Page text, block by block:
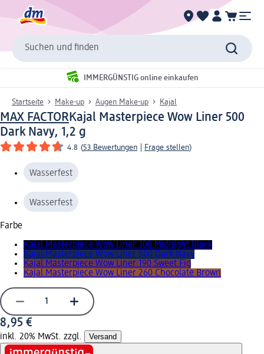
Suchen und finden
IMMERGÜNSTIG online einkaufen
Startseite Make-up Augen Make-up Kajal
MAX FACTORKajal Masterpiece Wow Liner 500
Dark Navy, 1,2 g
4.8 (53 Bewertungen Frage stellen)
Wasserfest
Wasserfest
Farbe
Kajal Masterpiece Wow Liner 300 Midnight Black
Kajal Masterpiece Wow Liner 500 Dark Navy
Kajal Masterpiece Wow Liner 190 Sweet Fig
Kajal Masterpiece Wow Liner 260 Chocolate Brown
8,95 €
inkl. 20% MwSt. zzgl. Versand